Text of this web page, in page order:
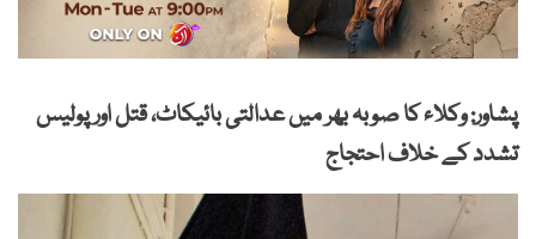
پشاور: وکلاء کا صوبہ بھر میں عدالتی بائیکاٹ، قتل اور پولیس
تشدد کے خلاف احتجاج